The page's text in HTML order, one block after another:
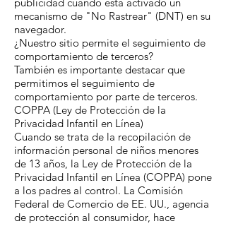
publicidad cuando está activado un
mecanismo de "No Rastrear" (DNT) en su
navegador.
¿Nuestro sitio permite el seguimiento de
comportamiento de terceros?
También es importante destacar que
permitimos el seguimiento de
comportamiento por parte de terceros.
COPPA (Ley de Protección de la
Privacidad Infantil en Línea)
Cuando se trata de la recopilación de
información personal de niños menores
de 13 años, la Ley de Protección de la
Privacidad Infantil en Línea (COPPA) pone
a los padres al control. La Comisión
Federal de Comercio de EE. UU., agencia
de protección al consumidor, hace